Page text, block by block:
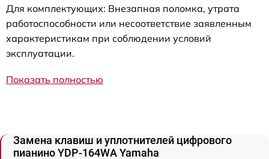
Для комплектующих: Внезапная поломка, утрата
работоспособности или несоответствие заявленным
характеристикам при соблюдении условий
эксплуатации.
Показать полностью
Замена клавиш и уплотнителей цифрового
пианино YDP-164WA Yamaha